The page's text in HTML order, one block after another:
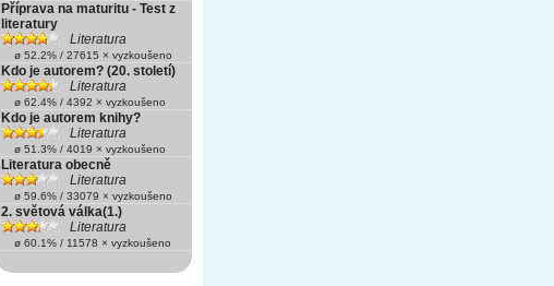
Příprava na maturitu - Test z
literatury
Literatura
ø 52.2% / 27615 × vyzkoušeno
Kdo je autorem? (20. století)
Literatura
ø 62.4% / 4392 × vyzkoušeno
Kdo je autorem knihy?
Literatura
ø 51.3% / 4019 × vyzkoušeno
Literatura obecně
Literatura
ø 59.6% / 33079 × vyzkoušeno
2. světová válka(1.)
Literatura
ø 60.1% / 11578 × vyzkoušeno